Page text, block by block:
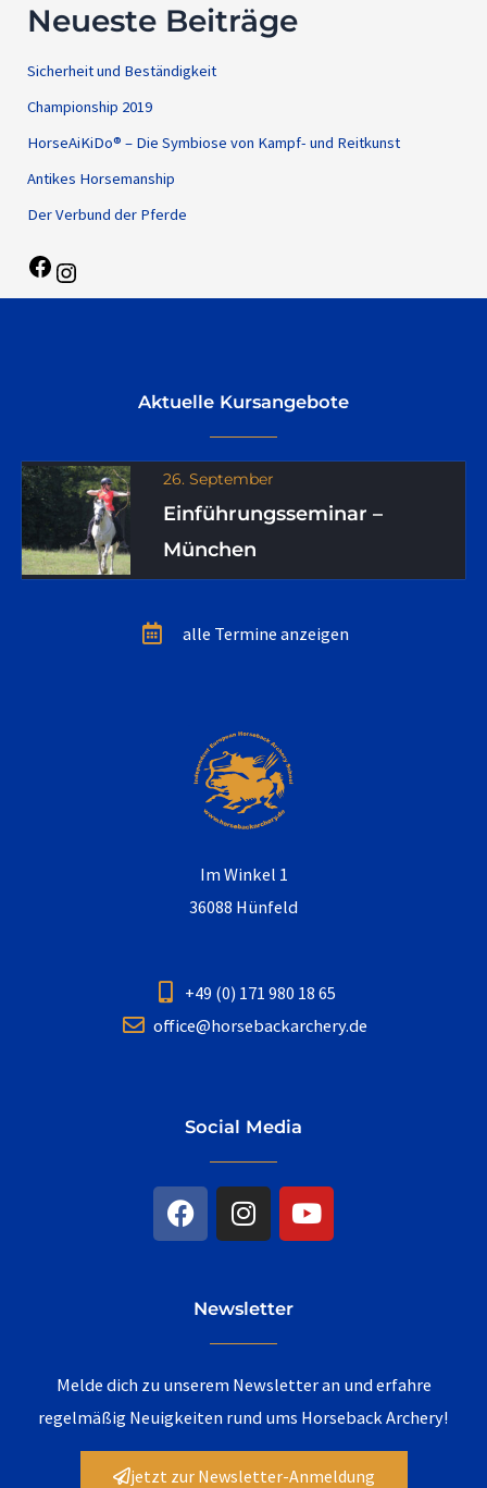
Neueste Beiträge
Sicherheit und Beständigkeit
Championship 2019
HorseAiKiDo® – Die Symbiose von Kampf- und Reitkunst
Antikes Horsemanship
Der Verbund der Pferde
Aktuelle Kursangebote
26. September
Einführungsseminar –
München
alle Termine anzeigen
Im Winkel 1
36088 Hünfeld
+49 (0) 171 980 18 65
office@horsebackarchery.de
Social Media
F
a
c
k
I
n
s
a
g
a
m
Y
o
u
Newsletter
Melde dich zu unserem Newsletter an und erfahre
regelmäßig Neuigkeiten rund ums Horseback Archery!
jetzt zur Newsletter-Anmeldung